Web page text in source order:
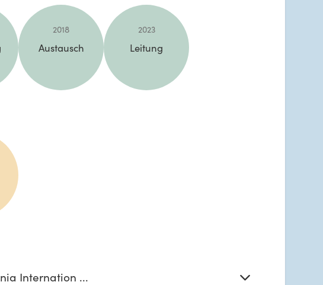
2018
Austausch
2023
Leitung
Internation ...